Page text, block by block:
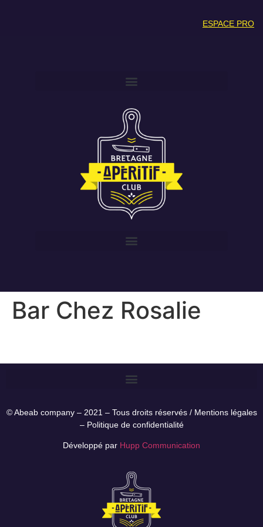
ESPACE PRO
Bar Chez Rosalie
© Abeab company – 2021 – Tous droits réservés / Mentions légales
– Politique de confidentialité
Développé par Hupp Communication